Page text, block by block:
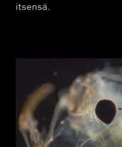
itsensä.